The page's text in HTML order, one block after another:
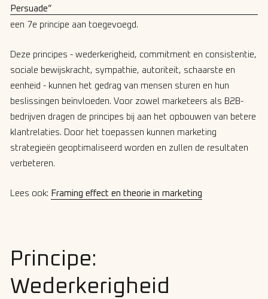
Persuade”
een 7e principe aan toegevoegd.
Deze principes - wederkerigheid, commitment en consistentie,
sociale bewijskracht, sympathie, autoriteit, schaarste en
eenheid - kunnen het gedrag van mensen sturen en hun
beslissingen beïnvloeden. Voor zowel marketeers als B2B-
bedrijven dragen de principes bij aan het opbouwen van betere
klantrelaties. Door het toepassen kunnen marketing
strategieën geoptimaliseerd worden en zullen de resultaten
verbeteren.
Lees ook: Framing effect en theorie in marketing
Principe:
Wederkerigheid